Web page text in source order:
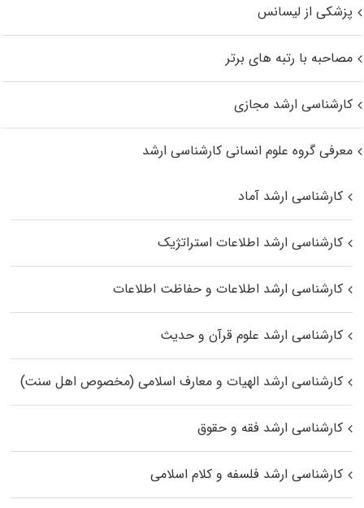
پزشکی از لیسانس
مصاحبه با رتبه های برتر
کارشناسی ارشد مجازی
معرفی گروه علوم انسانی کارشناسی ارشد
کارشناسی ارشد آماد
کارشناسی ارشد اطلاعات استراتژیک
کارشناسی ارشد اطلاعات و حفاظت اطلاعات
کارشناسی ارشد علوم قرآن و حدیث
کارشناسی ارشد الهیات و معارف اسلامی (مخصوص اهل سنت)
کارشناسی ارشد فقه و حقوق
کارشناسی ارشد فلسفه و کلام اسلامی